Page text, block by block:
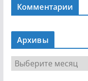
Комментарии
Архивы
р